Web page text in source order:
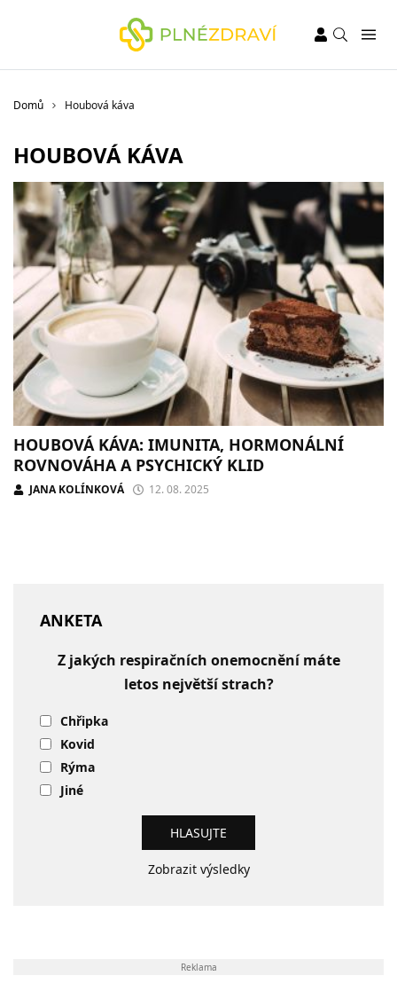
Domů Houbová káva
HOUBOVÁ KÁVA
HOUBOVÁ KÁVA: IMUNITA, HORMONÁLNÍ
ROVNOVÁHA A PSYCHICKÝ KLID
JANA KOLÍNKOVÁ 12. 08. 2025
ANKETA
Z jakých respiračních onemocnění máte
letos největší strach?
Chřipka
Kovid
Rýma
Jiné
Zobrazit výsledky
Reklama